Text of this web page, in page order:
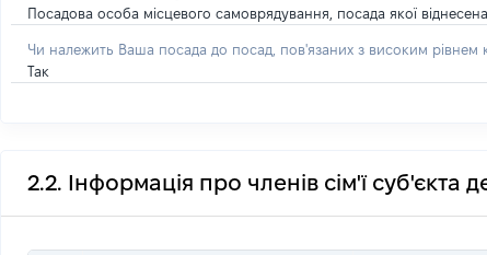
Посадова особа місцевого самоврядування, посада якої
Чи належить Ваша посада до посад, пов'язаних з високим рівнем
Так
2.2. Інформація про членів сім'ї суб'єкта